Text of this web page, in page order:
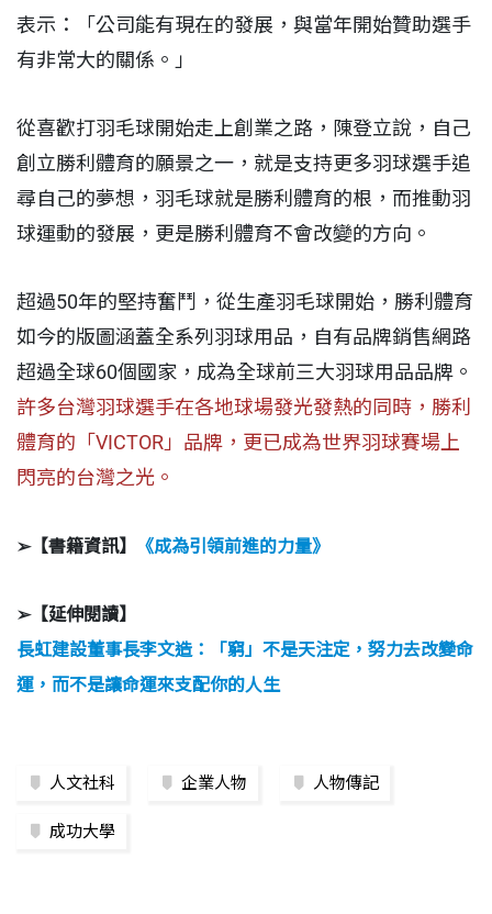
表示：「公司能有現在的發展，與當年開始贊助選手
有非常大的關係。」
從喜歡打羽毛球開始走上創業之路，陳登立說，自己
創立勝利體育的願景之一，就是支持更多羽球選手追
尋自己的夢想，羽毛球就是勝利體育的根，而推動羽
球運動的發展，更是勝利體育不會改變的方向。
超過50年的堅持奮鬥，從生產羽毛球開始，勝利體育
如今的版圖涵蓋全系列羽球用品，自有品牌銷售網路
超過全球60個國家，成為全球前三大羽球用品品牌。
許多台灣羽球選手在各地球場發光發熱的同時，勝利
體育的「VICTOR」品牌，更已成為世界羽球賽場上
閃亮的台灣之光。
➢【書籍資訊】 《成為引領前進的力量》
➢【延伸閱讀】
長虹建設董事長李文造：「窮」不是天注定，努力去改變命
運，而不是讓命運來支配你的人生
人文社科 企業人物 人物傳記
成功大學